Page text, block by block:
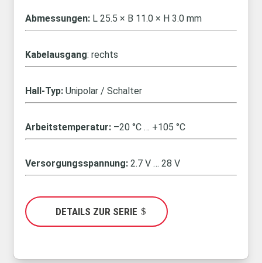
Abmessungen: L 25.5 × B 11.0 × H 3.0 mm
Kabelausgang: rechts
Hall-Typ: Unipolar / Schalter
Arbeitstemperatur: –20 °C … +105 °C
Versorgungsspannung: 2.7 V … 28 V
DETAILS ZUR SERIE